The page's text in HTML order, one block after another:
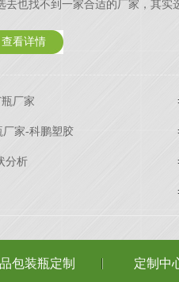
去也找不到一家合适的厂家，其实
查看详情
厂家
厂家-科鹏塑胶
分析
包装瓶定制 定制中